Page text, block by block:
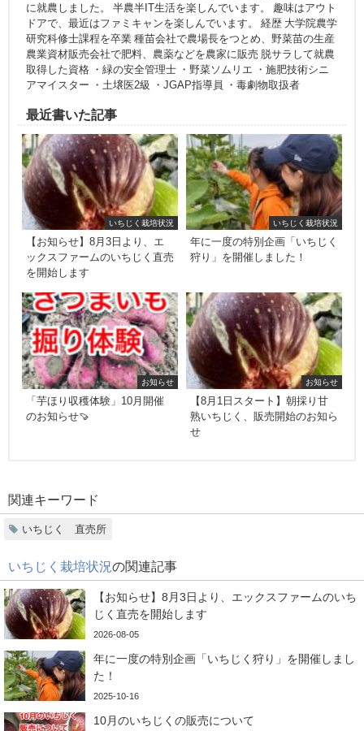
に就農しました。 半農半IT生活を楽しんでいます。 趣味はアウト
ドアで、最近はファミキャンを楽しんでいます。 経歴 大学院農学
研究科修士課程を卒業 種苗会社で農場長をつとめ、野菜苗の生産
農業資材販売会社で肥料、農薬などを農家に販売 脱サラして就農
取得した資格 ・緑の安全管理士 ・野菜ソムリエ ・施肥技術シニ
アマイスター ・土壌医2級 ・JGAP指導員 ・毒劇物取扱者
最近書いた記事
いちじく栽培状況
【お知らせ】8月3日より、エ
ックスファームのいちじく直売
を開始します
いちじく栽培状況
年に一度の特別企画「いちじく
狩り」を開催しました！
お知らせ
「芋ほり収穫体験」10月開催
のお知らせ🍠
お知らせ
【8月1日スタート】朝採り甘
熟いちじく、販売開始のお知ら
せ
関連キーワード
いちじく 直売所
いちじく栽培状況の関連記事
【お知らせ】8月3日より、エックスファームのいち
じく直売を開始します
2026-08-05
年に一度の特別企画「いちじく狩り」を開催しまし
た！
2025-10-16
10月のいちじくの販売について